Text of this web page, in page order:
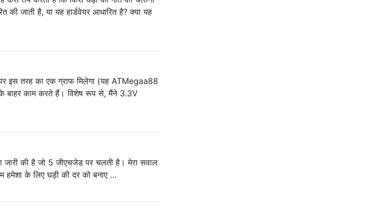
की जाती है, या यह हार्डवेयर आधारित है? क्या यह
इस तरह का एक ग्राफ मिलेगा (यह ATMegaa88
बाहर काम करते हैं। विशेष रूप से, मैंने 3.3V
जारी की है जो 5 जीएचजेड पर चलती है। मेरा सवाल
हमेशा के लिए घड़ी की दर को बनाए …